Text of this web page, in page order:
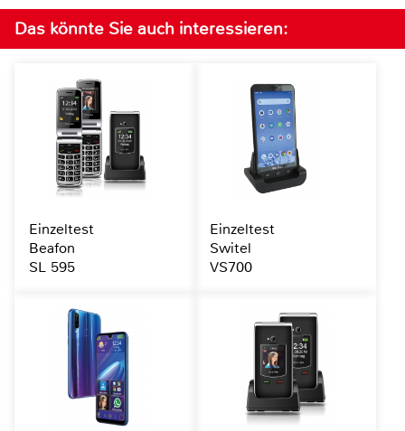
Das könnte Sie auch interessieren:
Einzeltest
Beafon
SL 595
Einzeltest
Switel
VS700